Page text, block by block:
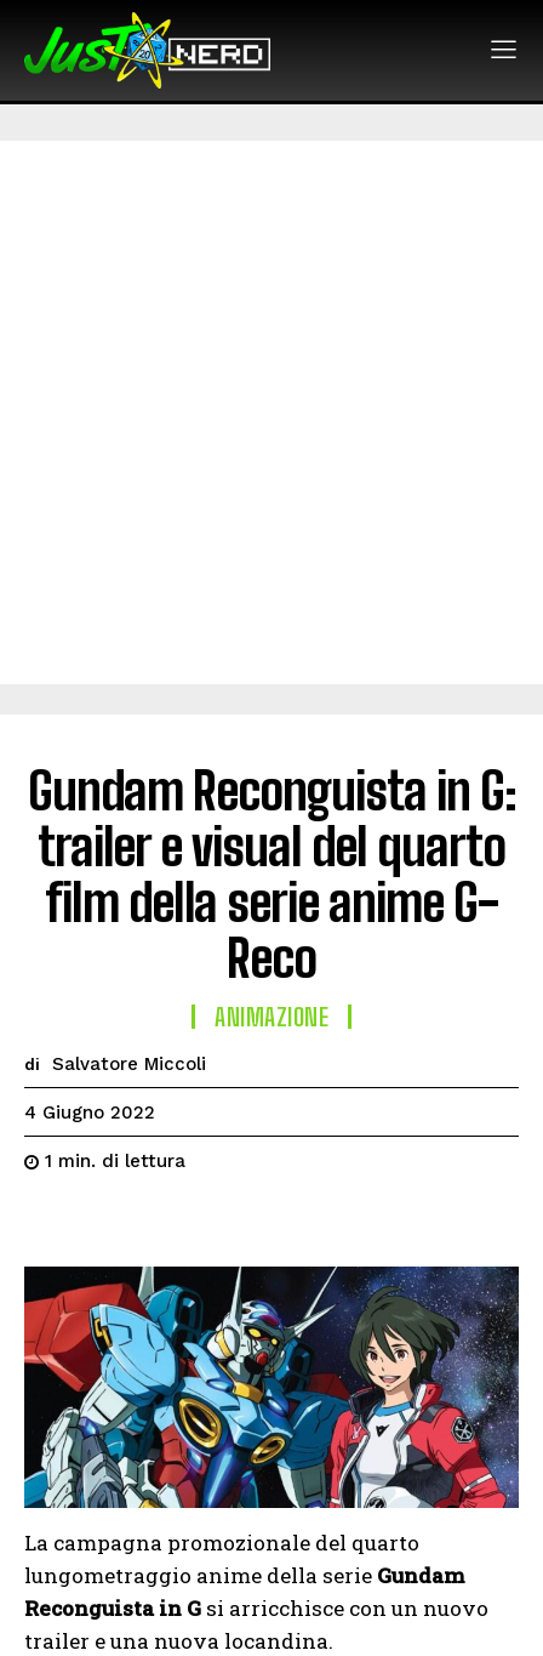
Gundam Reconguista in G:
trailer e visual del quarto
film della serie anime G-
Reco
ANIMAZIONE
di Salvatore Miccoli
4 Giugno 2022
1 min. di lettura
La campagna promozionale del quarto
lungometraggio anime della serie Gundam
Reconguista in G si arricchisce con un nuovo
trailer e una nuova locandina.